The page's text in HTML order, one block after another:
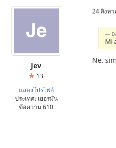
Jev
13
แสดงโปรไฟล์
ประเทศ: เยอรมัน
ข้อความ 610
24 สิงห
Mi
Ne,